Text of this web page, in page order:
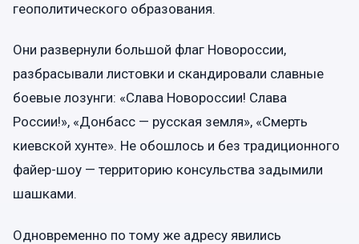
геополитического образования.
Они развернули большой флаг Новороссии,
разбрасывали листовки и скандировали славные
боевые лозунги: «Слава Новороссии! Слава
России!», «Донбасс — русская земля», «Смерть
киевской хунте». Не обошлось и без традиционного
файер-шоу — территорию консульства задымили
шашками.
Одновременно по тому же адресу явились